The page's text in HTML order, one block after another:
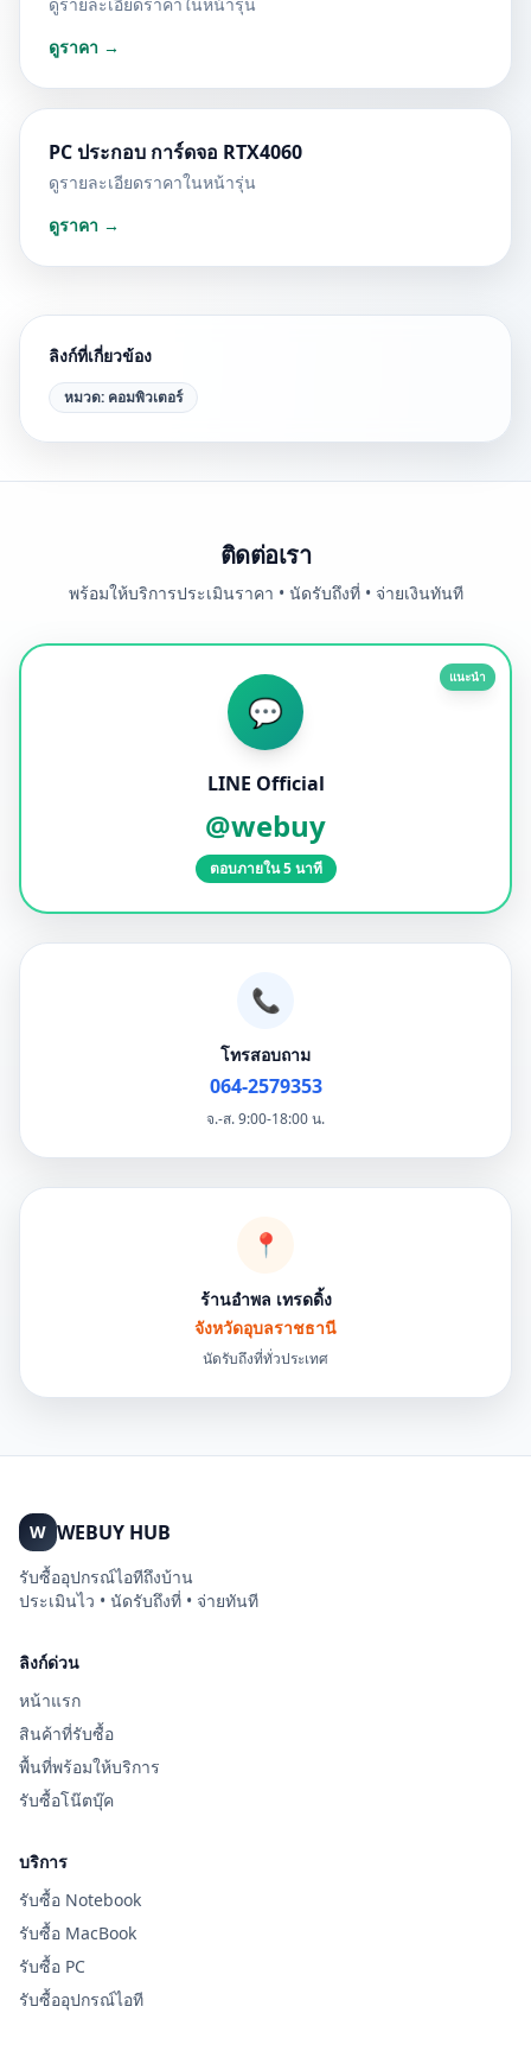
ดูราคา →
PC ประกอบ การ์ดจอ RTX4060
ดูรายละเอียดราคาในหน้ารุ่น
ดูราคา →
ลิงก์ที่เกี่ยวข้อง
หมวด: คอมพิวเตอร์
ติดต่อเรา
พร้อมให้บริการประเมินราคา • นัดรับถึงที่ • จ่ายเงินทันที
แนะนำ
💬
LINE Official
@webuy
ตอบภายใน 5 นาที
📞
โทรสอบถาม
064-2579353
จ.-ส. 9:00-18:00 น.
📍
ร้านอำพล เทรดดิ้ง
จังหวัดอุบลราชธานี
นัดรับถึงที่ทั่วประเทศ
W WEBUY HUB
รับซื้ออุปกรณ์ไอทีถึงบ้าน
ประเมินไว • นัดรับถึงที่ • จ่ายทันที
ลิงก์ด่วน
หน้าแรก
สินค้าที่รับซื้อ
พื้นที่พร้อมให้บริการ
รับซื้อโน๊ตบุ๊ค
บริการ
รับซื้อ Notebook
รับซื้อ MacBook
รับซื้อ PC
รับซื้ออุปกรณ์ไอที